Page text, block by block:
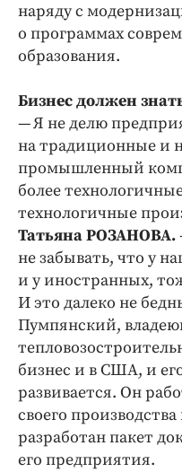
наряду с
о программах
образования.
Бизнес должен
— Я не делю
на традиционные и
промышленный
более
технологичные
Татьяна РОЗАНОВА.
не забывать, что у
и у иностранных,
И это далеко не
Пумпянский,
бизнес и в США, и
развивается. Он
своего
разработан пакет
его предприятия.